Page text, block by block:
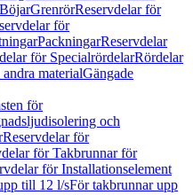
GrenrörReservdelar för
för
PackningarReservdelar
för SpecialrördelarRördelar
materialGängade
för
och
Reservdelar för
för Takbrunnar för
för Installationselement
till 12 l/sFör takbrunnar upp